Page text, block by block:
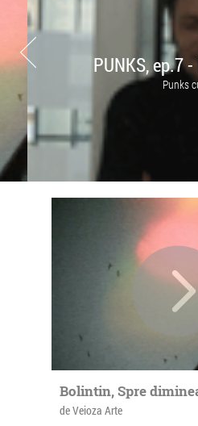
PUNKS, ep.7 -
Punks cu
Bolintin, Spre
de Veioza Arte